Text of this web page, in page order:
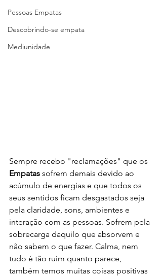
Pessoas Empatas
Descobrindo-se empata
Mediunidade
Sempre recebo "reclamações" que os
Empatas sofrem demais devido ao
acúmulo de energias e que todos os
seus sentidos ficam desgastados seja
pela claridade, sons, ambientes e
interação com as pessoas. Sofrem pela
sobrecarga daquilo que absorvem e
não sabem o que fazer. Calma, nem
tudo é tão ruim quanto parece,
também temos muitas coisas positivas